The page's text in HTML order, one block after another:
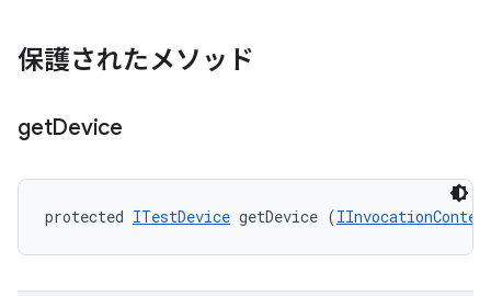
保護されたメソッド
getDevice
protected ITestDevice getDevice (